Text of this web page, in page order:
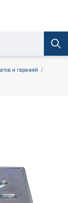
и гаражей